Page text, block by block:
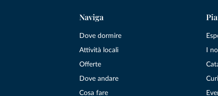
Naviga
Dove dormire
Attività locali
Offerte
Dove andare
Cosa fare
I